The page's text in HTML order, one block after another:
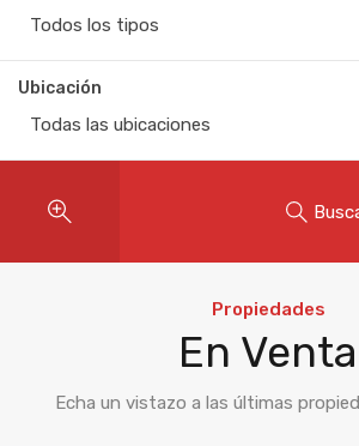
Todos los tipos
Ubicación
Todas las ubicaciones
Propiedades
En Venta
Echa un vistazo a las últimas